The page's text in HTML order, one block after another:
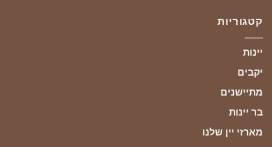
קטגוריות
יינות
יקבים
מתיישנים
בר יינות
מארזי יין שלנו